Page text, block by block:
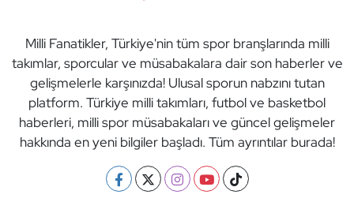
Milli Fanatikler, Türkiye'nin tüm spor branşlarında milli
takımlar, sporcular ve müsabakalara dair son haberler ve
gelişmelerle karşınızda! Ulusal sporun nabzını tutan
platform. Türkiye milli takımları, futbol ve basketbol
haberleri, milli spor müsabakaları ve güncel gelişmeler
hakkında en yeni bilgiler başladı. Tüm ayrıntılar burada!